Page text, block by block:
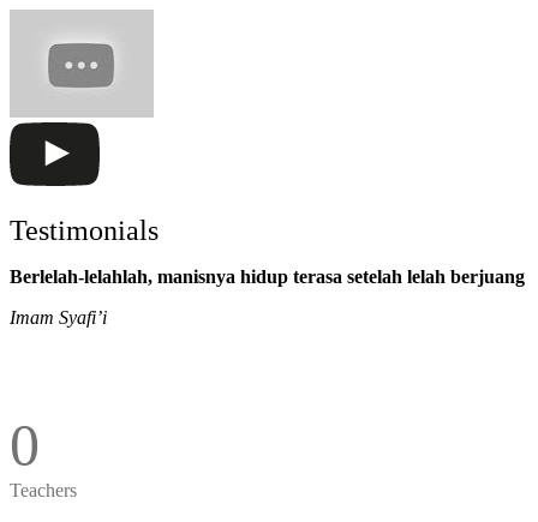
Testimonials
Berlelah-lelahlah, manisnya hidup terasa setelah lelah berjuang
Imam Syafi’i
0
Teachers